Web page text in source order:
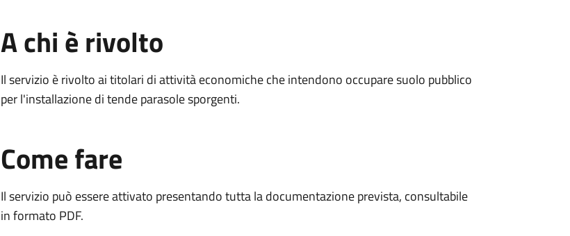
A chi è rivolto
Il servizio è rivolto ai titolari di attività economiche che intendono occupare suolo pubblico
per l'installazione di tende parasole sporgenti.
Come fare
Il servizio può essere attivato presentando tutta la documentazione prevista, consultabile
in formato PDF.